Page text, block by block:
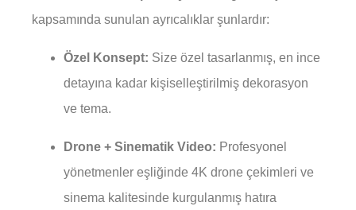
kapsamında sunulan ayrıcalıklar şunlardır:
Özel Konsept: Size özel tasarlanmış, en ince
detayına kadar kişiselleştirilmiş dekorasyon
ve tema.
Drone + Sinematik Video: Profesyonel
yönetmenler eşliğinde 4K drone çekimleri ve
sinema kalitesinde kurgulanmış hatıra